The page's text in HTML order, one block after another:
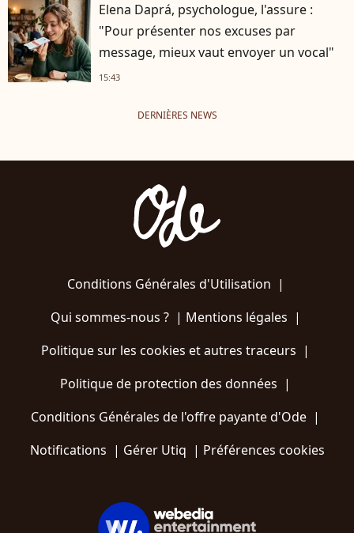
Elena Daprá, psychologue, l'assure :
"Pour présenter nos excuses par
message, mieux vaut envoyer un vocal"
15:43
DERNIÈRES NEWS
Conditions Générales d'Utilisation |
Qui sommes-nous ?| Mentions légales |
Politique sur les cookies et autres traceurs |
Politique de protection des données |
Conditions Générales de l'offre payante d'Ode |
Notifications | Gérer Utiq | Préférences cookies